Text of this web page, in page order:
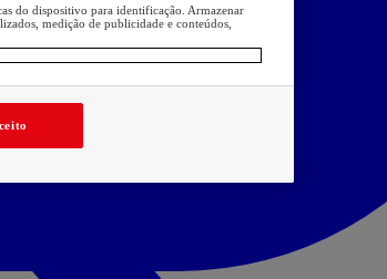
do dispositivo para identificação. Armazenar
medição de publicidade e conteúdos,